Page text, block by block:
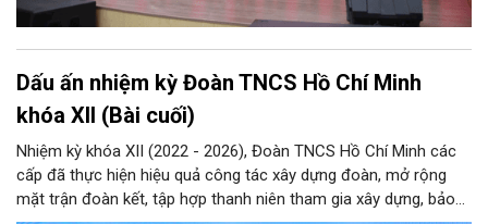
Dấu ấn nhiệm kỳ Đoàn TNCS Hồ Chí Minh
khóa XII (Bài cuối)
Nhiệm kỳ khóa XII (2022 - 2026), Đoàn TNCS Hồ Chí Minh các
cấp đã thực hiện hiệu quả công tác xây dựng đoàn, mở rộng
mặt trận đoàn kết, tập hợp thanh niên tham gia xây dựng, bảo